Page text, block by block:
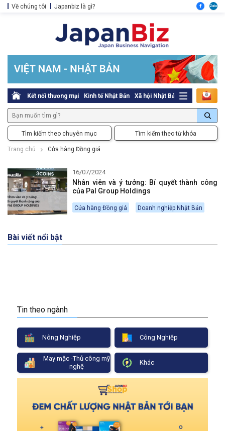
Về chúng tôi Japanbiz là gì?
Kết nối thương mại Kinh tế Nhật Bản Xã hội Nhật Bản Thủ tục pháp
Tìm kiếm theo chuyên mục Tìm kiếm theo từ khóa
Trang chủ Cửa hàng Đồng giá
16/07/2024
Nhân viên và ý tưởng: Bí quyết thành công
của Pal Group Holdings
Cửa hàng Đồng giá Doanh nghiệp Nhật Bản
Bài viết nổi bật
Tin theo ngành
Nông Nghiệp Công Nghiệp
May mặc -Thủ công mỹ
nghệ
Khác